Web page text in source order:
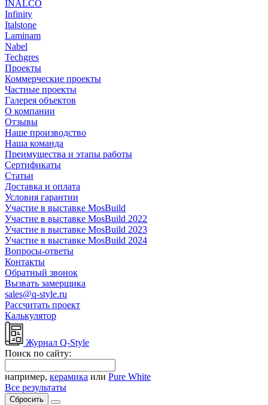
INALCO
Infinity
Italstone
Laminam
Nabel
Techgres
Проекты
Коммерческие проекты
Частные проекты
Галерея объектов
О компании
Отзывы
Наше производство
Наша команда
Преимущества и этапы работы
Сертификаты
Статьи
Доставка и оплата
Условия гарантии
Участие в выставке MosBuild
Участие в выставке MosBuild 2022
Участие в выставке MosBuild 2023
Участие в выставке MosBuild 2024
Вопросы-ответы
Контакты
Обратный звонок
Вызвать замерщика
sales@q-style.ru
Рассчитать проект
Калькулятор
Журнал Q-Style
Поиск по сайту:
например, керамика или Pure White
Все результаты
Сбросить